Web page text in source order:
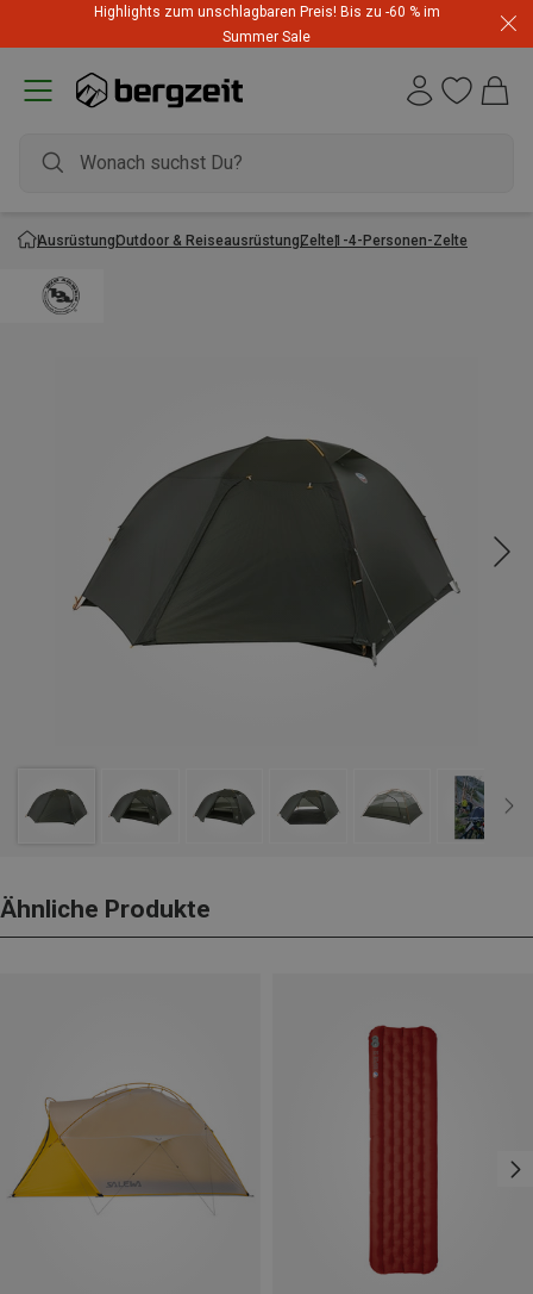
Highlights zum unschlagbaren Preis! Bis zu -60 % im
Summer Sale
AusrüstungOutdoor & ReiseausrüstungZelte1-4-Personen-Zelte
Ähnliche Produkte